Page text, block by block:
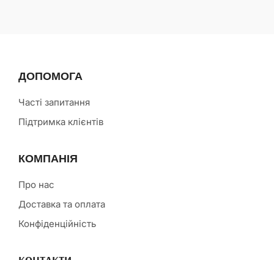
ДОПОМОГА
Часті запитання
Підтримка клієнтів
КОМПАНІЯ
Про нас
Доставка та оплата
Конфіденційність